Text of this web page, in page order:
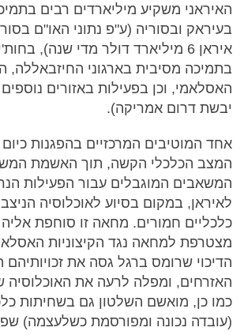
האיראני משקיע מיליארדים רבים
בעיראק ובסוריה (ע"פ נתוני האו"ם
איראן 6 מיליארד דולר מדי שנה),
בתמיכה מסיבית בארגוני החיזבאללה,
האסלאמי, וכן בפעילות באזורים
יבשת דרום אמריקה).
אחד המוטיבים המרכזיים בהפגנות
המצב הכלכלי הקשה, תוך האשמת
המשאבים המוגבלים עבור הפעילות
לאיראן, במקום בסיוע לאוכלוסיה
כלכליים חמורים. מחאה זו סוחפת אליה
מצטרפת למחאה נגד הקיצוניות
הדיכוי שרומס ברגל גסה את
האזרחים, ומפלה לרעה את האוכלוסיה
כמו כן, מואשם השלטון גם בשחיתות
(עובדה נכונה ומפורסמת כשלעצמה)